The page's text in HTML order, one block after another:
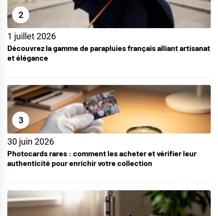
2
1 juillet 2026
Découvrez la gamme de parapluies français alliant artisanat
et élégance
3
30 juin 2026
Photocards rares : comment les acheter et vérifier leur
authenticité pour enrichir votre collection